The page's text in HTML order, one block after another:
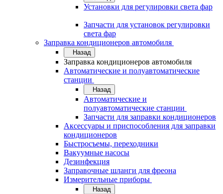
Установки для регулировки света фар
Запчасти для установок регулировки
света фар
Заправка кондиционеров автомобиля
Назад
Заправка кондиционеров автомобиля
Автоматические и полуавтоматические
станции
Назад
Автоматические и
полуавтоматические станции
Запчасти для заправки кондиционеров
Аксессуары и приспособления для заправки
кондиционеров
Быстросъемы, переходники
Вакуумные насосы
Дезинфекция
Заправочные шланги для фреона
Измерительные приборы
Назад